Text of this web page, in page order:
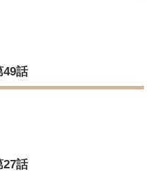
49話
27話